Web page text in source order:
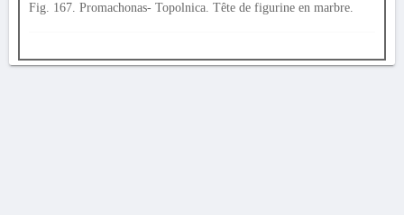
Fig. 167. Promachonas- Topolnica. Tête de figurine en marbre.